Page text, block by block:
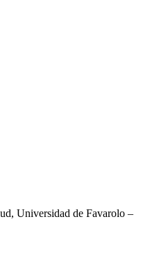
Universidad de Favarolo –